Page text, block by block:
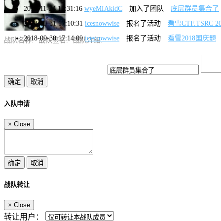
2018-11-24 15:31:16 wyeMIAkidC 加入了团队
底层群员集合了
2018-10-31 17:10:31 icesnowwise 报名了活动
看雪CTF.TSRC
2018-09-30 17:14:09 icesnowwise 报名了活动 看雪2018国庆题
战队名称: 战队签名: 战队介绍:
入队申请
× Close
战队转让
× Close
转让用户：